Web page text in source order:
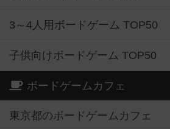
3～4人用ボードゲーム TOP50
子供向けボードゲーム TOP50
ボードゲームカフェ
東京都のボードゲームカフェ